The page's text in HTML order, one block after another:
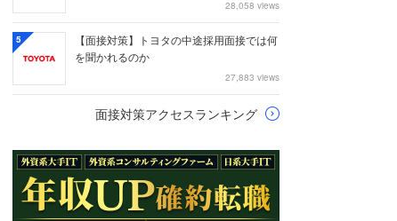
28,058 views
5
【面接対策】トヨタの中途採用面接では何
を聞かれるのか
27,883 views
面接対策アクセスランキング